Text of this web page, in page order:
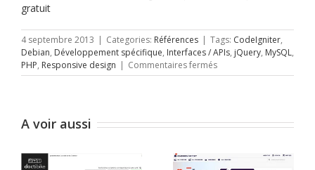
gratuit
4 septembre 2013 | Categories: Références | Tags: CodeIgniter,
Debian, Développement spécifique, Interfaces / APIs, jQuery, MySQL,
PHP, Responsive design | Commentaires ferméssur
Carnet-
A voir aussi